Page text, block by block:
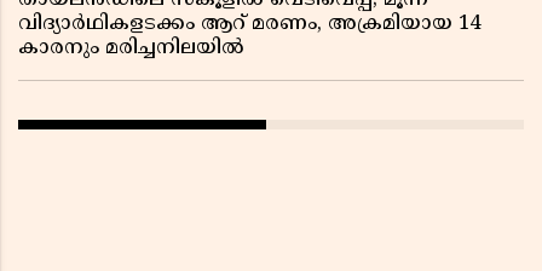
വിദ്യാർഥികളടക്കം ആറ് മരണം, അക്രമിയായ 14
കാരനും മരിച്ചനിലയിൽ